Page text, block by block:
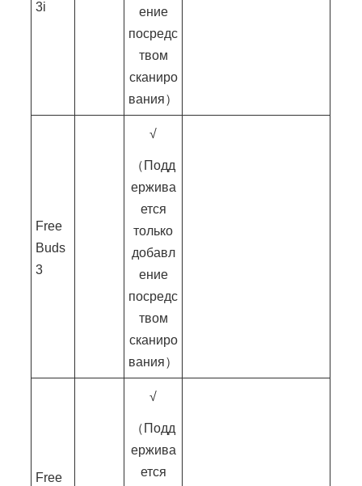
3i
ение
посредс
твом
сканиро
вания）
Free
Buds
3
√
（Подд
ержива
ется
только
добавл
ение
посредс
твом
сканиро
вания）
Free
√
（Подд
ержива
ется